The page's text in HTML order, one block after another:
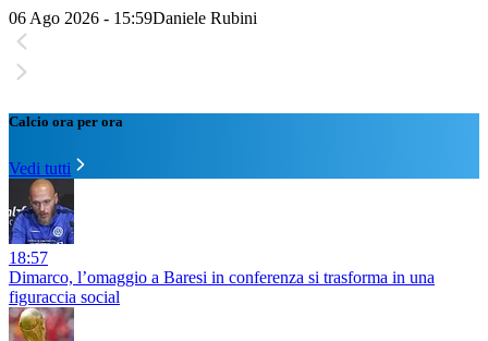
06 Ago 2026 - 15:59Daniele Rubini
Calcio ora per ora
Vedi tutti
18:57
Dimarco, l’omaggio a Baresi in conferenza si trasforma in una
figuraccia social